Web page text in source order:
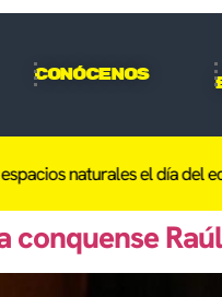
Conócenos
naturales el día del